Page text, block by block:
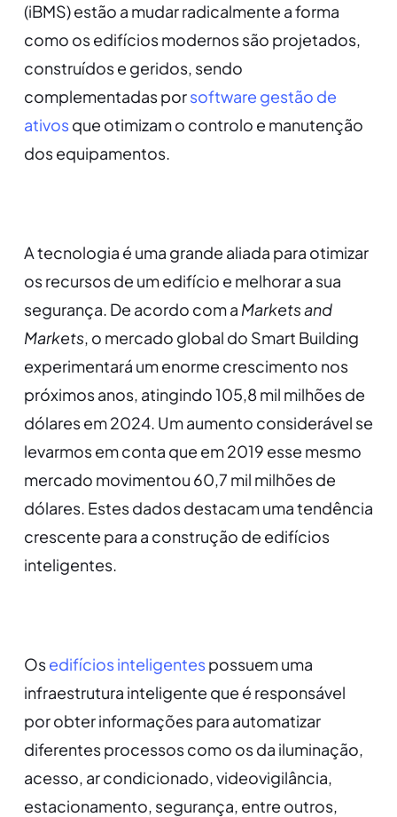
(iBMS) estão a mudar radicalmente a forma
como os edifícios modernos são projetados,
construídos e geridos, sendo
complementadas porsoftware gestão de
ativosque otimizam o controlo e manutenção
dos equipamentos.
A tecnologia é uma grande aliada para otimizar
os recursos de um edifício e melhorar a sua
segurança. De acordo com a Markets and
Markets, o mercado global do Smart Building
experimentará um enorme crescimento nos
próximos anos, atingindo 105,8 mil milhões de
dólares em 2024. Um aumento considerável se
levarmos em conta que em 2019 esse mesmo
mercado movimentou 60,7 mil milhões de
dólares. Estes dados destacam uma tendência
crescente para a construção de edifícios
inteligentes.
Osedifícios inteligentespossuem uma
infraestrutura inteligente que é responsável
por obter informações para automatizar
diferentes processos como os da iluminação,
acesso, ar condicionado, videovigilância,
estacionamento, segurança, entre outros,